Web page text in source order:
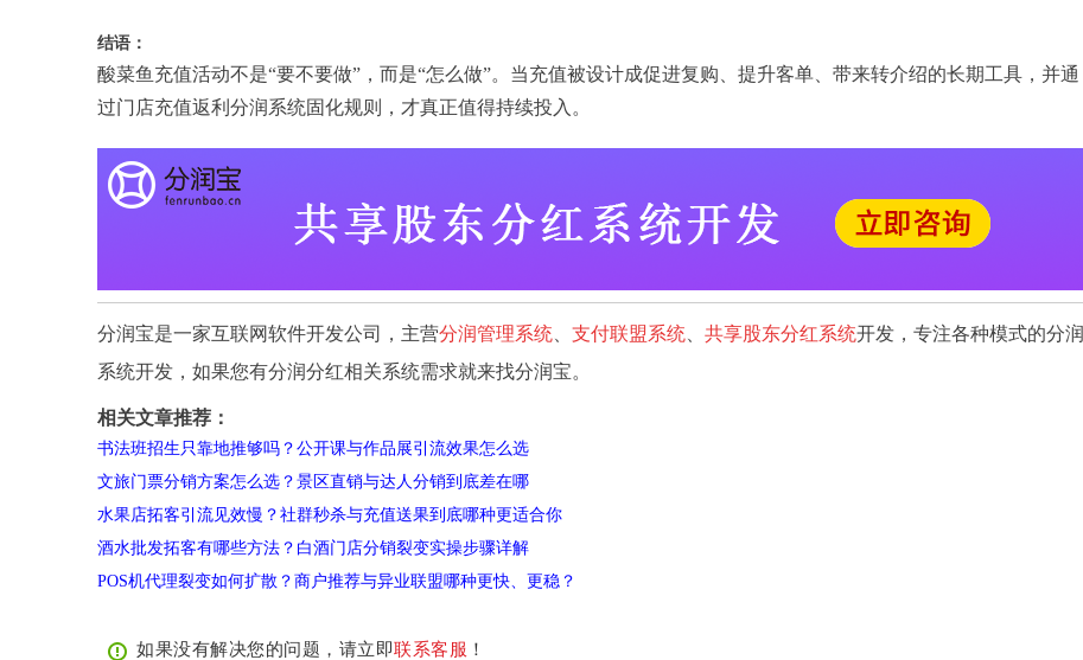
结语：
酸菜鱼充值活动不是“要不要做”，而是“怎么做”。当充值被设计成促进复购、提升客单、带来转介绍的长期工具，并通
过门店充值返利分润系统固化规则，才真正值得持续投入。
分润宝是一家互联网软件开发公司，主营分润管理系统 支付联盟系统 共享股东分红系统开发，专注各种模式的分润
系统开发，如果您有分润分红相关系统需求就来找分润宝。
相关文章推荐：
书法班招生只靠地推够吗？公开课与作品展引流效果怎么选
文旅门票分销方案怎么选？景区直销与达人分销到底差在哪
水果店拓客引流见效慢？社群秒杀与充值送果到底哪种更适合你
酒水批发拓客有哪些方法？白酒门店分销裂变实操步骤详解
POS机代理裂变如何扩散？商户推荐与异业联盟哪种更快、更稳？
如果没有解决您的问题，请立即联系客服 ！